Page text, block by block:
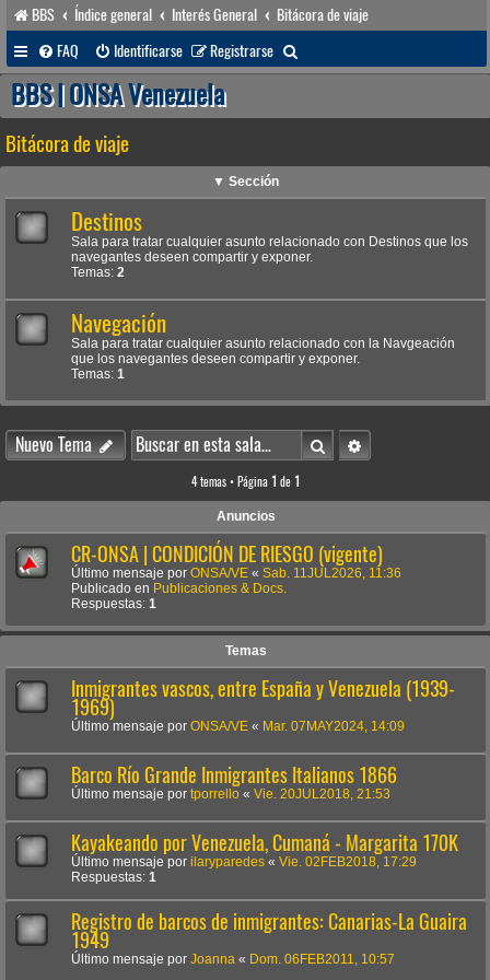
BBS Índice general Interés General
Bitácora de viaje
FAQ
Identificarse Registrarse
u
a
r
BBS | ONSA Venezuela
Bitácora de viaje
▼ Sección
Destinos
Sala para tratar cualquier asunto relacionado con Destinos que los
navegantes deseen compartir y exponer.
Temas: 2
Navegación
Sala para tratar cualquier asunto relacionado con la Navgeación
que los navegantes deseen compartir y exponer.
Temas: 1
Nuevo Tema BuscarBúsqueda avanzada
4 temas • Página 1 de 1
Anuncios
CR-ONSA | CONDICIÓN DE RIESGO (vigente)
Último mensaje por ONSA/VE « Sab. 11JUL2026, 11:36
Publicado en Publicaciones & Docs.
Respuestas: 1
Temas
Inmigrantes vascos, entre España y Venezuela (1939-
1969)
Último mensaje por ONSA/VE « Mar. 07MAY2024, 14:09
Barco Río Grande Inmigrantes Italianos 1866
Último mensaje por tporrello « Vie. 20JUL2018, 21:53
Kayakeando por Venezuela, Cumaná - Margarita 170K
Último mensaje por ilaryparedes « Vie. 02FEB2018, 17:29
Respuestas: 1
Registro de barcos de inmigrantes: Canarias-La Guaira
1949
Último mensaje por Joanna « Dom. 06FEB2011, 10:57